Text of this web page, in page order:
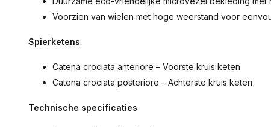
Voorzien van wielen met hoge weerstand voor
Spierketens
Catena crociata anteriore – Voorste kruis keten
Catena crociata posteriore – Achterste kruis keten
Technische specificaties